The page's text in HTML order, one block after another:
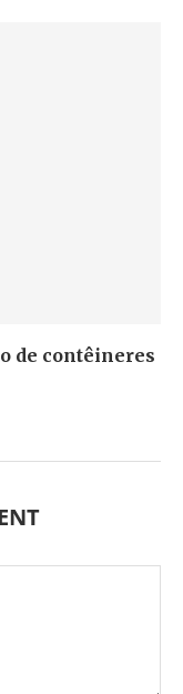
de contêineres